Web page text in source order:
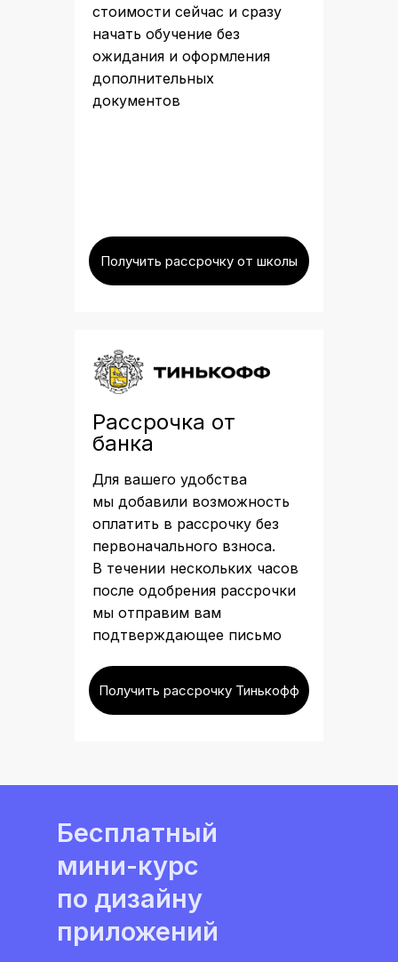
Рассрочка от
банка
стоимости сейчас и сразу
начать обучение без
ожидания и оформления
дополнительных
документов
Для вашего удобства
мы добавили возможность
оплатить в рассрочку без
первоначального взноса.
В течении нескольких часов
после одобрения рассрочки
мы отправим вам
подтверждающее письмо
Получить рассрочку от школы
Получить рассрочку Тинькофф
Бесплатный
мини-курс
по дизайну
приложений